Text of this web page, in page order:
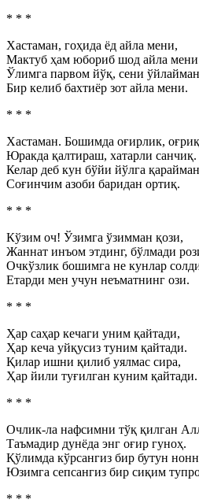
* * *
Хастаман, гоҳида ёд айла мени,
Мактуб ҳам юбориб шод айла
Ўлимга парвом йўқ, сени
Бир келиб бахтиёр зот айла мени.
* * *
Хастаман. Бошимда оғирлик,
Юракда қалтираш, хатарли санчиқ.
Келар деб кун бўйи йўлга
Соғинчим азоби баридан ортиқ.
* * *
Кўзим оч! Ўзимга ўзимман қози,
Жаннат инъом этдинг, бўлмади
Очкўзлик бошимга не кунлар
Етарди мен учун неъматнинг ози.
* * *
Ҳар саҳар кечаги уним қайтади,
Ҳар кеча уйқусиз туним қайтади.
Қилар ишни қилиб уялмас сира,
Ҳар йили туғилган куним қайтади.
* * *
Очлик-ла нафсимни тўқ қилган
Таъмадир дунёда энг оғир гуноҳ.
Қўлимда кўрсангиз бир бутун
Юзимга сепсангиз бир сиқим
* * *